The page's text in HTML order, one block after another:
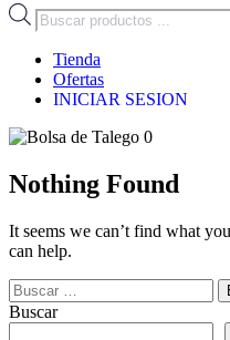
Búsqueda
de
productos
Tienda
Ofertas
INICIAR SESION
0
Nothing Found
It seems we can’t find what
can help.
Buscar:
Buscar